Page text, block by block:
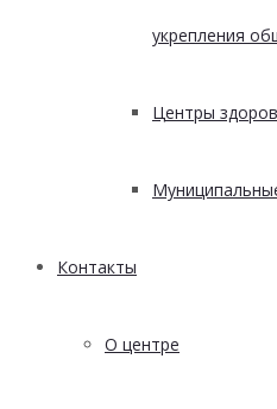
укрепления
Центры
Контакты
О центре